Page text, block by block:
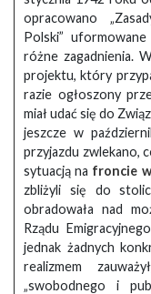
opracowano
Polski”
różne zagadnienia.
projektu, który
razie ogłoszony
miał udać się do
jeszcze w
przyjazdu zwlekano,
sytuacją na froncie
zbliżyli się do
obradowała nad
Rządu
jednak żadnych
realizmem
„swobodnego i